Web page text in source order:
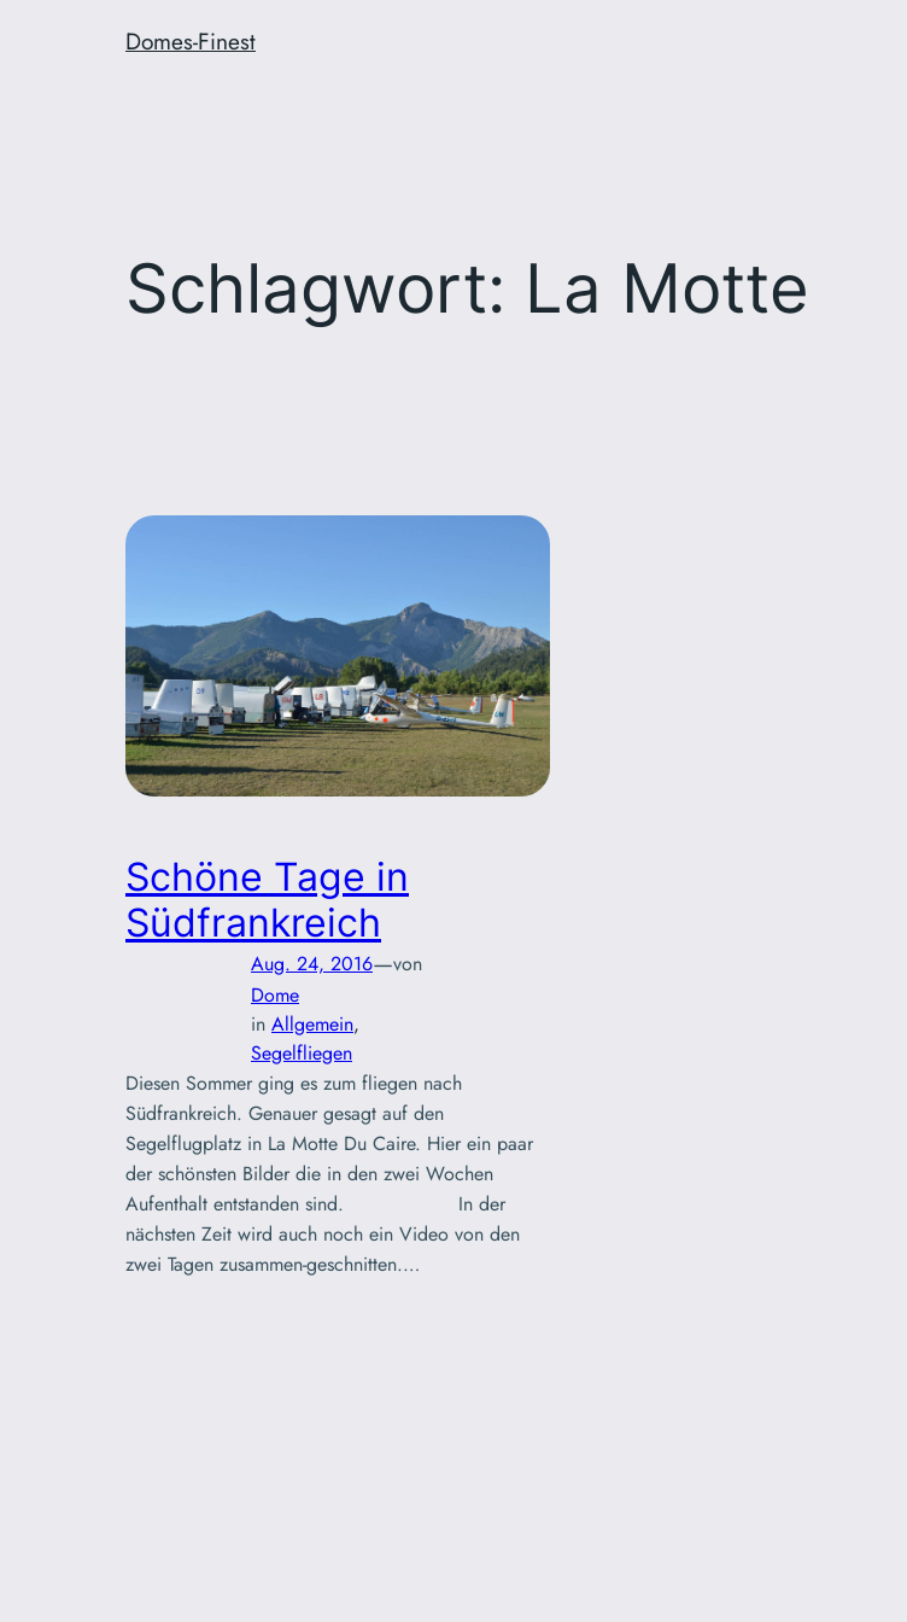
Domes-Finest
Schlagwort: La Motte
Schöne Tage in
Südfrankreich
Aug. 24, 2016—von
Dome
in Allgemein
Segelfliegen
Diesen Sommer ging es zum fliegen nach
Südfrankreich. Genauer gesagt auf den
Segelflugplatz in La Motte Du Caire. Hier ein paar
der schönsten Bilder die in den zwei Wochen
Aufenthalt entstanden sind. In der
nächsten Zeit wird auch noch ein Video von den
zwei Tagen zusammen-geschnitten.…